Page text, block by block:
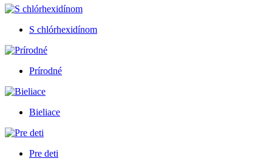
S chlórhexidínom
Prírodné
Bieliace
Pre deti